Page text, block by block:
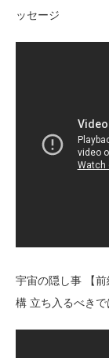
ッセージ
宇宙の隠し事 【
構 立ち入るべき